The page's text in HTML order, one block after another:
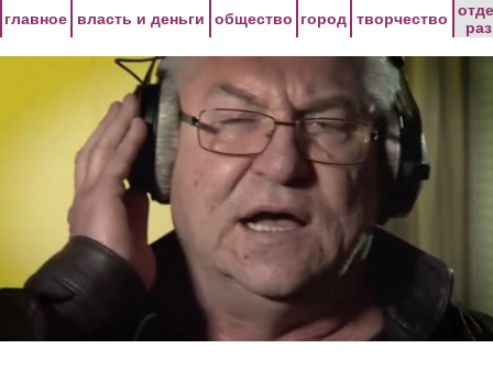
главное власть и деньги общество город творчество